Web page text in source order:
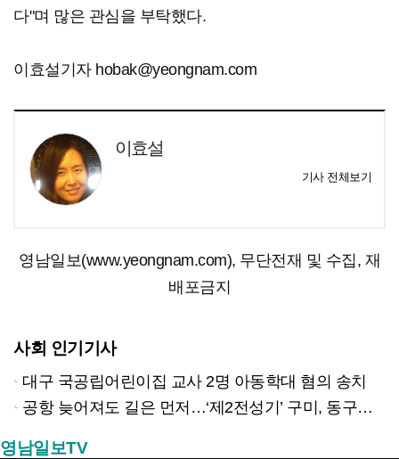
다"며 많은 관심을 부탁했다.
이효설기자 hobak@yeongnam.com
이효설
기사 전체보기
영남일보(www.yeongnam.com), 무단전재 및 수집, 재
배포금지
사회 인기기사
대구 국공립어린이집 교사 2명 아동학대 혐의 송치
공항 늦어져도 길은 먼저…‘제2전성기’ 구미, 동구미역 더 절실
영남일보TV